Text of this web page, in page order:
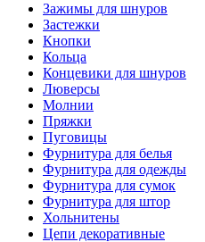
Зажимы для шнуров
Застежки
Кнопки
Кольца
Концевики для шнуров
Люверсы
Молнии
Пряжки
Пуговицы
Фурнитура для белья
Фурнитура для одежды
Фурнитура для сумок
Фурнитура для штор
Хольнитены
Цепи декоративные